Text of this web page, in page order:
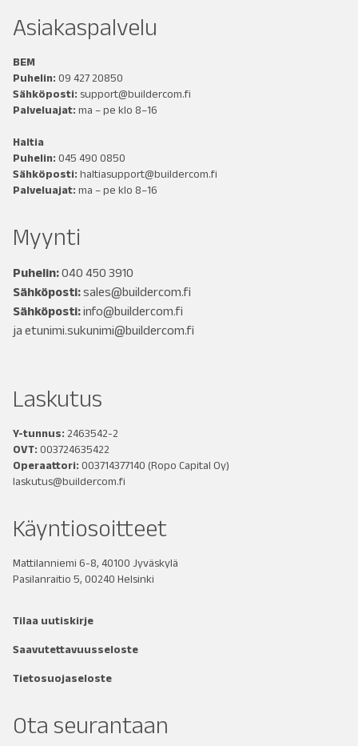
Asiakaspalvelu
BEM
Puhelin: 09 427 20850
Sähköposti: support@buildercom.fi
Palveluajat: ma – pe klo 8–16
Haltia
Puhelin: 045 490 0850
Sähköposti: haltiasupport@buildercom.fi
Palveluajat: ma – pe klo 8–16
Myynti
Puhelin:040 450 3910
Sähköposti:sales@buildercom.fi
Sähköposti:info@buildercom.fi
ja etunimi.sukunimi@buildercom.fi
Laskutus
Y-tunnus: 2463542-2
OVT: 003724635422
Operaattori: 003714377140 (Ropo Capital Oy)
laskutus@buildercom.fi
Käyntiosoitteet
Mattilanniemi 6-8, 40100 Jyväskylä
Pasilanraitio 5, 00240 Helsinki
Tilaa uutiskirje
Saavutettavuusseloste
Tietosuojaseloste
Ota seurantaan